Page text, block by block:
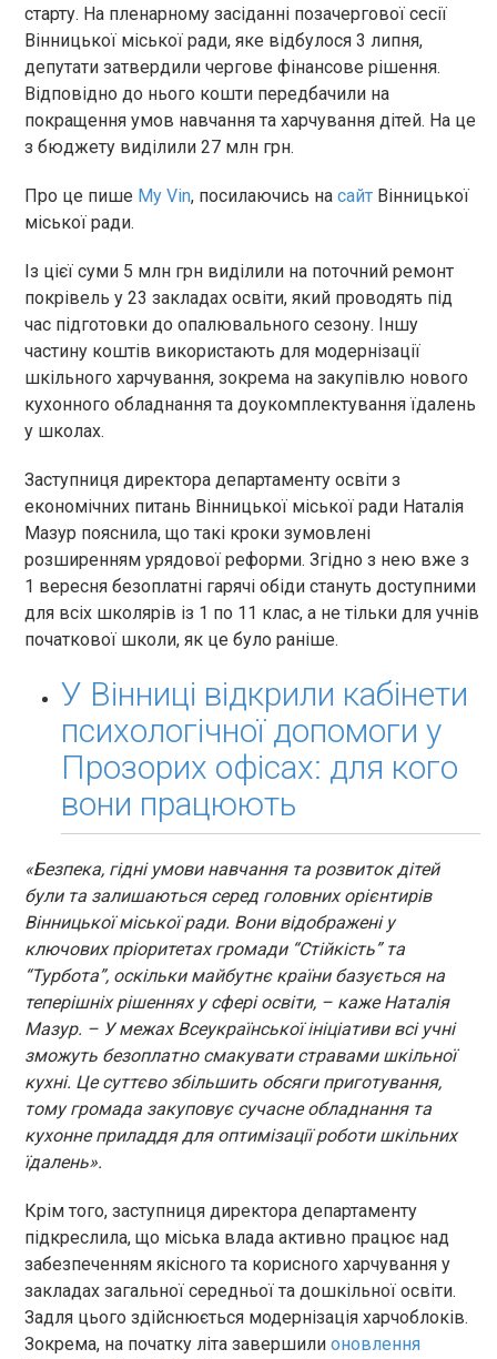
старту. На пленарному засіданні позачергової сесії
Вінницької міської ради, яке відбулося 3 липня,
депутати затвердили чергове фінансове рішення.
Відповідно до нього кошти передбачили на
покращення умов навчання та харчування дітей. На це
з бюджету виділили 27 млн грн.
Про це пише My Vin, посилаючись на сайт Вінницької
міської ради.
Із цієї суми 5 млн грн виділили на поточний ремонт
покрівель у 23 закладах освіти, який проводять під
час підготовки до опалювального сезону. Іншу
частину коштів використають для модернізації
шкільного харчування, зокрема на закупівлю нового
кухонного обладнання та доукомплектування їдалень
у школах.
Заступниця директора департаменту освіти з
економічних питань Вінницької міської ради Наталія
Мазур пояснила, що такі кроки зумовлені
розширенням урядової реформи. Згідно з нею вже з
1 вересня безоплатні гарячі обіди стануть доступними
для всіх школярів із 1 по 11 клас, а не тільки для учнів
початкової школи, як це було раніше.
У Вінниці відкрили кабінети
психологічної допомоги у
Прозорих офісах: для кого
вони працюють
«Безпека, гідні умови навчання та розвиток дітей
були та залишаються серед головних орієнтирів
Вінницької міської ради. Вони відображені у
ключових пріоритетах громади “Стійкість” та
“Турбота”, оскільки майбутнє країни базується на
теперішніх рішеннях у сфері освіти, – каже Наталія
Мазур. – У межах Всеукраїнської ініціативи всі учні
зможуть безоплатно смакувати стравами шкільної
кухні. Це суттєво збільшить обсяги приготування,
тому громада закуповує сучасне обладнання та
кухонне приладдя для оптимізації роботи шкільних
їдалень».
Крім того, заступниця директора департаменту
підкреслила, що міська влада активно працює над
забезпеченням якісного та корисного харчування у
закладах загальної середньої та дошкільної освіти.
Задля цього здійснюється модернізація харчоблоків.
Зокрема, на початку літа завершили оновлення